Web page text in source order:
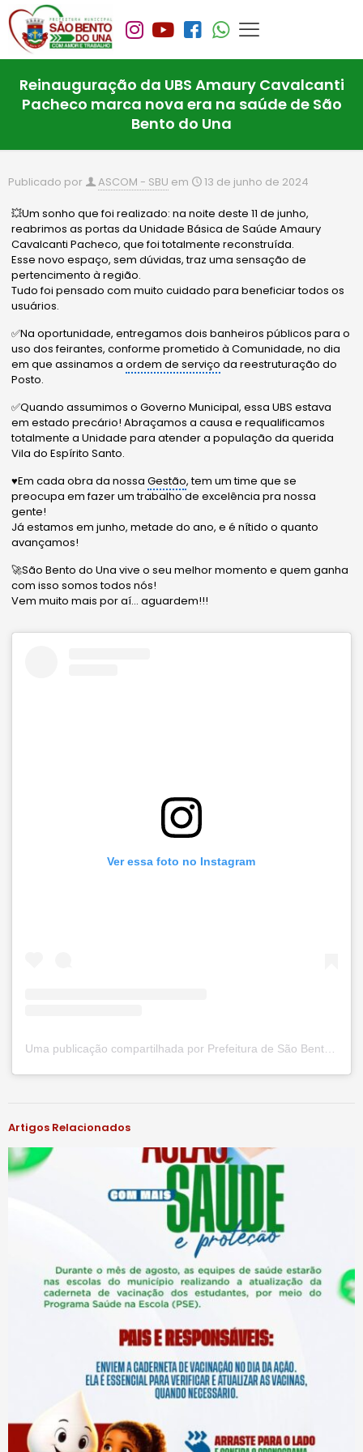
Reinauguração da UBS Amaury Cavalcanti
Pacheco marca nova era na saúde de São
Bento do Una
Publicado por ASCOM - SBU em 13 de junho de 2024
💥Um sonho que foi realizado: na noite deste 11 de junho,
reabrimos as portas da Unidade Básica de Saúde Amaury
Cavalcanti Pacheco, que foi totalmente reconstruída.
Esse novo espaço, sem dúvidas, traz uma sensação de
pertencimento à região.
Tudo foi pensado com muito cuidado para beneficiar todos os
usuários.
✅Na oportunidade, entregamos dois banheiros públicos para o
uso dos feirantes, conforme prometido à Comunidade, no dia
em que assinamos aordem de serviço da reestruturação do
Posto.
✅Quando assumimos o Governo Municipal, essa UBS estava
em estado precário! Abraçamos a causa e requalificamos
totalmente a Unidade para atender a população da querida
Vila do Espírito Santo.
♥️Em cada obra da nossaGestão, tem um time que se
preocupa em fazer um trabalho de excelência pra nossa
gente!
Já estamos em junho, metade do ano, e é nítido o quanto
avançamos!
🚀São Bento do Una vive o seu melhor momento e quem ganha
com isso somos todos nós!
Vem muito mais por aí… aguardem!!!
Ver essa foto no Instagram
#notíciassbu
Artigos Relacionados